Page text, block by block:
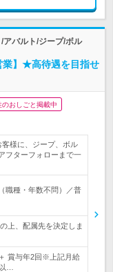
バルト/ジープ/ボル
業】★高待遇を目指せ
のおしごと掲載中
客様に、ジープ、ボル
フターフォローまで一
職種・年数不問）／普
上、配属先を決定しま
賞与年2回※上記月給
…